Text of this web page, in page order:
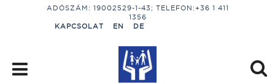
ADÓSZÁM: 19002529-1-43; TELEFON:+36 1 411
1356
KAPCSOLAT
EN DE